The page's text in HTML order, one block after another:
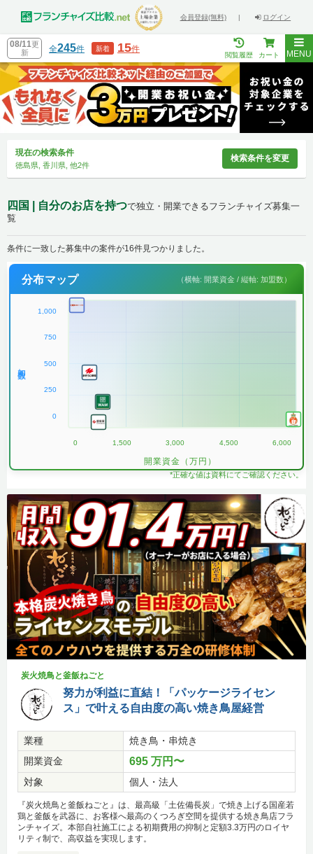
会員登録(無料) | ログイン
08/11更
新
全245件 新着 15件
閲覧履歴 カート MENU
現在の検索条件
徳島県, 香川県, 他2件
検索条件を変更
四国 | 自分のお店を持つで独立・開業できるフランチャイズ募集一
覧
条件に一致した募集中の案件が16件見つかりました。
分布マップ （横軸: 開業資金 / 縦軸: 加盟数）
1,000
750
500
250
0
0 1,500 3,000 4,500 6,000
開業資金（万円）
*正確な値は資料にてご確認ください。
炭火焼鳥と釜飯ねごと
努力が利益に直結！「パッケージライセン
ス」で叶える自由度の高い焼き鳥屋経営
業種
焼き鳥・串焼き
開業資金
695 万円〜
対象 個人・法人
『炭火焼鳥と釜飯ねごと』は、最高級「土佐備長炭」で焼き上げる国産若
鶏と釜飯を武器に、お客様へ最高のくつろぎ空間を提供する焼き鳥店フラ
ンチャイズ。本部自社施工による初期費用の抑制と定額3.3万円のロイヤ
リティ制で、高収益を実現します。